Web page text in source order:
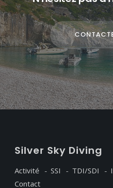
Silver Sky Diving
Activité SSI TDI/SDI
Contact